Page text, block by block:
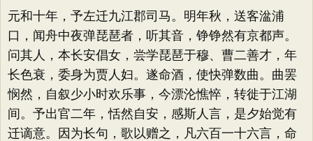
元和十年，予左迁九江郡司马。明年秋，送客湓浦
口，闻舟中夜弹琵琶者，听其音，铮铮然有京都声。
问其人，本长安倡女，尝学琵琶于穆、曹二善才，年
长色衰，委身为贾人妇。遂命酒，使快弹数曲。曲罢
悯然，自叙少小时欢乐事，今漂沦憔悴，转徙于江湖
间。予出官二年，恬然自安，感斯人言，是夕始觉有
迁谪意。因为长句，歌以赠之，凡六百一十六言，命